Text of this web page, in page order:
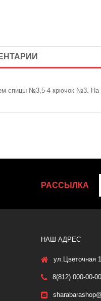
спицы №3,5-4 крючок №3. На
РАССЫЛКА
НАШ АДРЕС
ул.Цветочная
8(812) 000-00-00